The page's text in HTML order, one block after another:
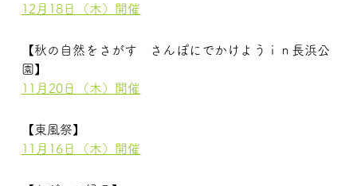
12月18日（木）開催
【秋の自然をさがす さんぽにでかけようｉｎ長浜公
園】
11月20日（木）開催
【東風祭】
11月16日（木）開催